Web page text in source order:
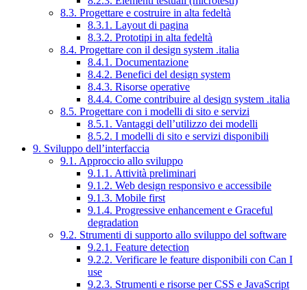
8.3. Progettare e costruire in alta fedeltà
8.3.1. Layout di pagina
8.3.2. Prototipi in alta fedeltà
8.4. Progettare con il design system .italia
8.4.1. Documentazione
8.4.2. Benefici del design system
8.4.3. Risorse operative
8.4.4. Come contribuire al design system .italia
8.5. Progettare con i modelli di sito e servizi
8.5.1. Vantaggi dell’utilizzo dei modelli
8.5.2. I modelli di sito e servizi disponibili
9. Sviluppo dell’interfaccia
9.1. Approccio allo sviluppo
9.1.1. Attività preliminari
9.1.2. Web design responsivo e accessibile
9.1.3. Mobile first
9.1.4. Progressive enhancement e Graceful
degradation
9.2. Strumenti di supporto allo sviluppo del software
9.2.1. Feature detection
9.2.2. Verificare le feature disponibili con Can I
use
9.2.3. Strumenti e risorse per CSS e JavaScript